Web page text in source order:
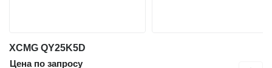
XCMG QY25K5D
Цена по запросу